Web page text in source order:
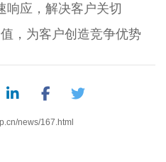
响应，解决客户关切
，为客户创造竞争优势
news/167.html